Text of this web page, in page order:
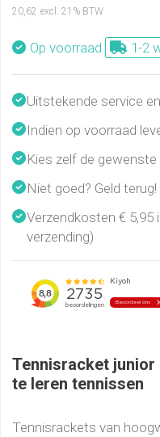
20,62 excl. 21% BTW
Op voorraad 1-2
Uitstekende service
Indien op voorraad
Kies zelf de
Niet goed? Geld terug!
Verzendkosten € 5,95
verzending)
Tennisracket
te leren tennissen
Tennisrackets van